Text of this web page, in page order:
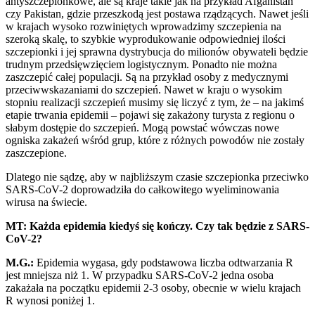
czy Pakistan, gdzie przeszkodą jest postawa rządzących. Nawet jeśli
w krajach wysoko rozwiniętych wprowadzimy szczepienia na
szeroką skalę, to szybkie wyprodukowanie odpowiedniej ilości
szczepionki i jej sprawna dystrybucja do milionów obywateli będzie
trudnym przedsięwzięciem logistycznym. Ponadto nie można
zaszczepić całej populacji. Są na przykład osoby z medycznymi
przeciwwskazaniami do szczepień. Nawet w kraju o wysokim
stopniu realizacji szczepień musimy się liczyć z tym, że – na jakimś
etapie trwania epidemii – pojawi się zakażony turysta z regionu o
słabym dostępie do szczepień. Mogą powstać wówczas nowe
ogniska zakażeń wśród grup, które z różnych powodów nie zostały
zaszczepione.
Dlatego nie sądzę, aby w najbliższym czasie szczepionka przeciwko
SARS-CoV-2 doprowadziła do całkowitego wyeliminowania
wirusa na świecie.
MT: Każda epidemia kiedyś się kończy. Czy tak będzie z SARS-
CoV-2?
M.G.: Epidemia wygasa, gdy podstawowa liczba odtwarzania R
jest mniejsza niż 1. W przypadku SARS-CoV-2 jedna osoba
zakażała na początku epidemii 2-3 osoby, obecnie w wielu krajach
R wynosi poniżej 1.